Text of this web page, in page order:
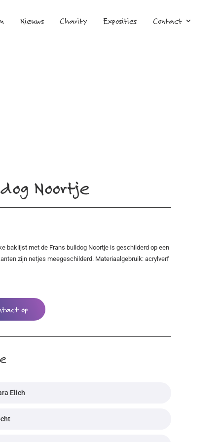
Nieuws Charity Exposities Contact
Noortje
baklijst met de Frans bulldog Noortje is geschilderd op een
zijn netjes meegeschilderd. Materiaalgebruik: acrylverf
op
Elich